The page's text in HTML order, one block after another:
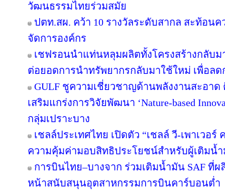
วัฒนธรรมไทยร่วมสมัย
ปตท.สผ. คว้า 10 รางวัลระดับสากล สะท้อน
จัดการองค์กร
เชฟรอนนำแท่นหลุมผลิตทั้งโครงสร้างกลับ
ต่อยอดการนำทรัพยากรกลับมาใช้ใหม่ เพื่อล
GULF ชูความเชี่ยวชาญด้านพลังงานสะอา
เสริมแกร่งการวิจัยพัฒนา ‘Nature-based
กลุ่มเปราะบาง
เชลล์ประเทศไทย เปิดตัว “เชลล์ วี-เพาเวอ
ความคุ้มค่ามอบสิทธิประโยชน์สำหรับผู้เติมน้ำ
การบินไทย–บางจาก ร่วมเติมน้ำมัน SAF ที่
หน้าสนับสนุนอุตสาหกรรมการบินคาร์บอนต่ำ